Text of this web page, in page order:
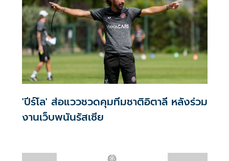
'ปีร์โล' ส่อแววชวดคุมทีมชาติอิตาลี หลังร่วม
งานเว็บพนันรัสเซีย